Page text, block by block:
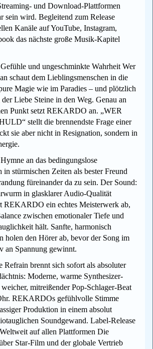
und Download-Plattformen
sein wird. Begleitend zum Release
Kanäle auf YouTube, Instagram,
das nächste große Musik-Kapitel
und ungeschminkte Wahrheit Wer
schaut dem Lieblingsmenschen in die
Magie wie im Paradies – und plötzlich
Liebe Steine in den Weg. Genau an
Punkt setzt REKARDO an. „WER
stellt die brennendste Frage einer
sie aber nicht in Resignation, sondern in
an das bedingungslose
in stürmischen Zeiten als bester Freund
füreinander da zu sein. Der Sound:
in glasklarer Audio-Qualität
REKARDO ein echtes Meisterwerk ab,
zwischen emotionaler Tiefe und
hält. Sanfte, harmonisch
holen den Hörer ab, bevor der Song im
an Spannung gewinnt.
Refrain brennt sich sofort als absoluter
Moderne, warme Synthesizer-
mitreißender Pop-Schlager-Beat
REKARDOs gefühlvolle Stimme
Produktion in einem absolut
Soundgewand. Label-Release
auf allen Plattformen Die
Star-Film und der globale Vertrieb